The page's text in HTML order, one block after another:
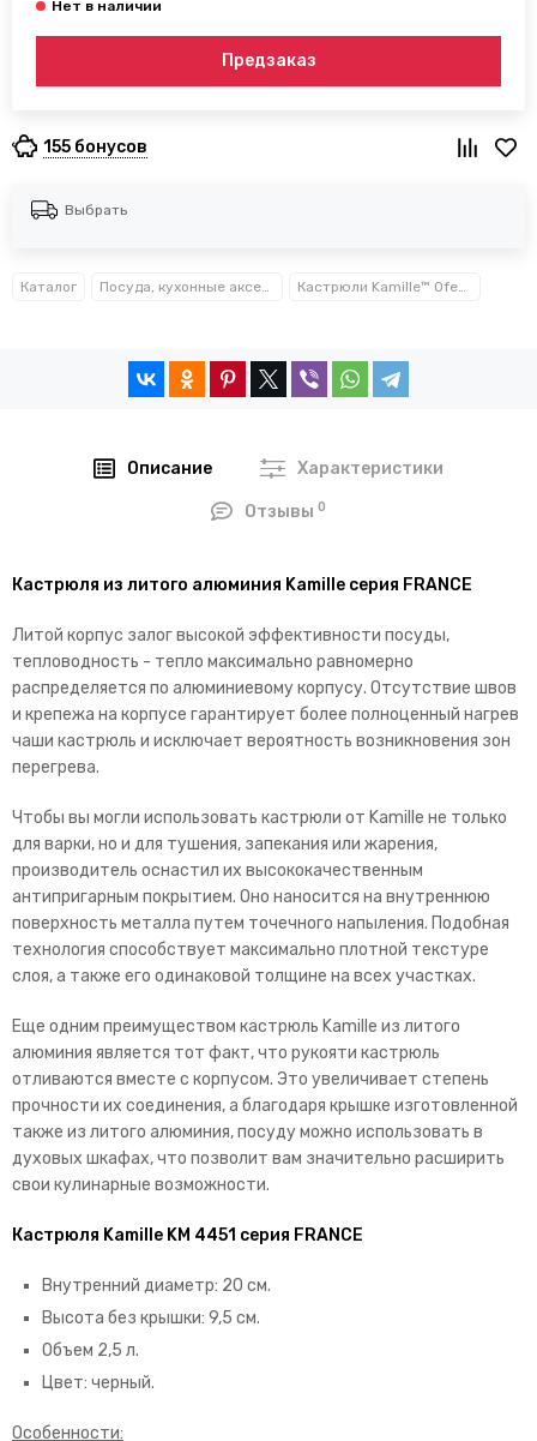
Предзаказ
155 бонусов
Выбрать
Каталог Посуда, кухонные аксессуары и принадлежности TM Kamille TM Ofenbach Кастрюли Kamille™ Ofenbach™
Описание Характеристики
Отзывы0
Кастрюля из литого алюминия Kamille серия FRANCE
Литой корпус залог высокой эффективности посуды,
тепловодность - тепло максимально равномерно
распределяется по алюминиевому корпусу. Отсутствие швов
и крепежа на корпусе гарантирует более полноценный нагрев
чаши кастрюль и исключает вероятность возникновения зон
перегрева.
Чтобы вы могли использовать кастрюли от Kamille не только
для варки, но и для тушения, запекания или жарения,
производитель оснастил их высококачественным
антипригарным покрытием. Оно наносится на внутреннюю
поверхность металла путем точечного напыления. Подобная
технология способствует максимально плотной текстуре
слоя, а также его одинаковой толщине на всех участках.
Еще одним преимуществом кастрюль Kamille из литого
алюминия является тот факт, что рукояти кастрюль
отливаются вместе с корпусом. Это увеличивает степень
прочности их соединения, а благодаря крышке изготовленной
также из литого алюминия, посуду можно использовать в
духовых шкафах, что позволит вам значительно расширить
свои кулинарные возможности.
Кастрюля Kamille KM 4451 серия FRANCE
Внутренний диаметр: 20 см.
Высота без крышки: 9,5 см.
Объем 2,5 л.
Цвет: черный.
Особенности: